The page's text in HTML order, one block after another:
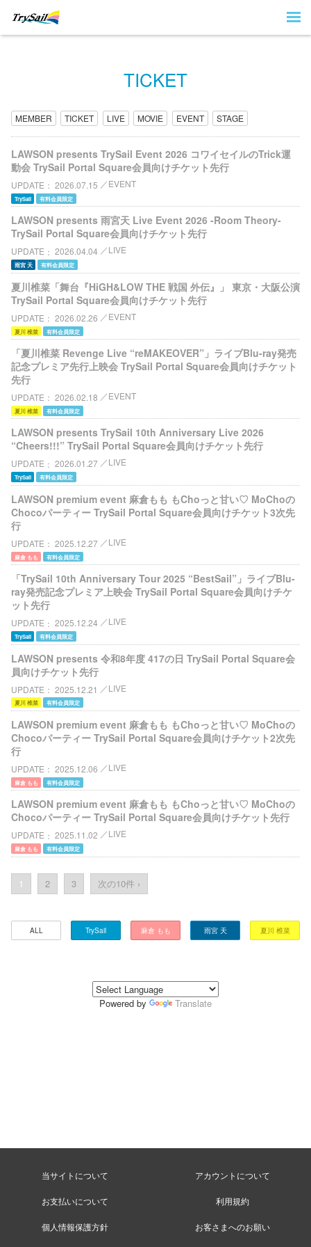
TICKET
MEMBER TICKET LIVE MOVIE EVENT STAGE
LAWSON presents TrySail Event 2026 コワイセイルのTrick運
動会 TrySail Portal Square会員向けチケット先行
UPDATE 2026.07.15 EVENT
TrySail 有料会員限定
LAWSON presents 雨宮天 Live Event 2026 -Room Theory-
TrySail Portal Square会員向けチケット先行
UPDATE 2026.04.04 LIVE
雨宮 天 有料会員限定
夏川椎菜「舞台『HiGH&LOW THE 戦国 外伝』」 東京・大阪公演
TrySail Portal Square会員向けチケット先行
UPDATE 2026.02.26 EVENT
夏川 椎菜 有料会員限定
「夏川椎菜 Revenge Live “reMAKEOVER”」ライブBlu-ray発売
記念プレミア先行上映会 TrySail Portal Square会員向けチケット
先行
UPDATE 2026.02.18 EVENT
夏川 椎菜 有料会員限定
LAWSON presents TrySail 10th Anniversary Live 2026
“Cheers!!!” TrySail Portal Square会員向けチケット先行
UPDATE 2026.01.27 LIVE
TrySail 有料会員限定
LAWSON premium event 麻倉もも もChoっと甘い♡ MoChoの
Chocoパーティー TrySail Portal Square会員向けチケット3次先
行
UPDATE 2025.12.27 LIVE
麻倉 もも 有料会員限定
「TrySail 10th Anniversary Tour 2025 “BestSail”」ライブBlu-
ray発売記念プレミア上映会 TrySail Portal Square会員向けチケ
ット先行
UPDATE 2025.12.24 LIVE
TrySail 有料会員限定
LAWSON presents 令和8年度 417の日 TrySail Portal Square会
員向けチケット先行
UPDATE 2025.12.21 LIVE
夏川 椎菜 有料会員限定
LAWSON premium event 麻倉もも もChoっと甘い♡ MoChoの
Chocoパーティー TrySail Portal Square会員向けチケット2次先
行
UPDATE 2025.12.06 LIVE
麻倉 もも 有料会員限定
LAWSON premium event 麻倉もも もChoっと甘い♡ MoChoの
Chocoパーティー TrySail Portal Square会員向けチケット先行
UPDATE 2025.11.02 LIVE
麻倉 もも 有料会員限定
1 2 3 次の10件 ›
ALL TrySail 麻倉 もも 雨宮 天 夏川 椎菜
Powered by Translate
当サイトについて アカウントについて
お支払いについて 利用規約
個人情報保護方針 お客さまへのお願い